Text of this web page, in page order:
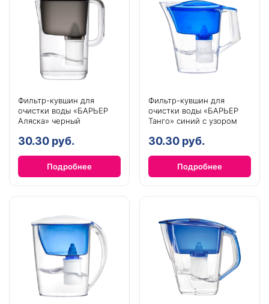
Фильтр-кувшин для
очистки воды «БАРЬЕР
Аляска» черный
30.30 руб.
Подробнее
Фильтр-кувшин для
очистки воды «БАРЬЕР
Танго» синий с узором
30.30 руб.
Подробнее